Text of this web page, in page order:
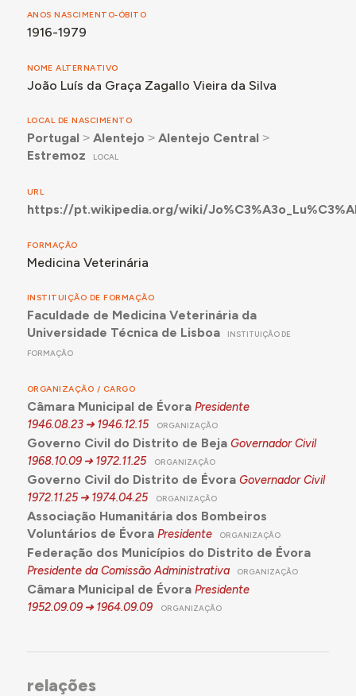
ANOS NASCIMENTO-ÓBITO
1916-1979
NOME ALTERNATIVO
João Luís da Graça Zagallo Vieira da Silva
LOCAL DE NASCIMENTO
Portugal ˃ Alentejo ˃ Alentejo Central ˃
Estremoz
LOCAL
URL
https://pt.wikipedia.org/wiki/
FORMAÇÃO
Medicina Veterinária
INSTITUIÇÃO DE FORMAÇÃO
Faculdade de Medicina Veterinária da
Universidade Técnica de Lisboa
INSTITUIÇÃO DE
FORMAÇÃO
ORGANIZAÇÃO / CARGO
Câmara Municipal de Évora Presidente
1946.08.23
1946.12.15 ORGANIZAÇÃO
Governo Civil do Distrito de Beja Governador Civil
1968.10.09
1972.11.25 ORGANIZAÇÃO
Governo Civil do Distrito de Évora Governador Civil
1972.11.25
1974.04.25 ORGANIZAÇÃO
Associação Humanitária dos Bombeiros
Voluntários de Évora Presidente ORGANIZAÇÃO
Federação dos Municípios do Distrito de Évora
Presidente da Comissão Administrativa ORGANIZAÇÃO
Câmara Municipal de Évora Presidente
1952.09.09
1964.09.09 ORGANIZAÇÃO
relações